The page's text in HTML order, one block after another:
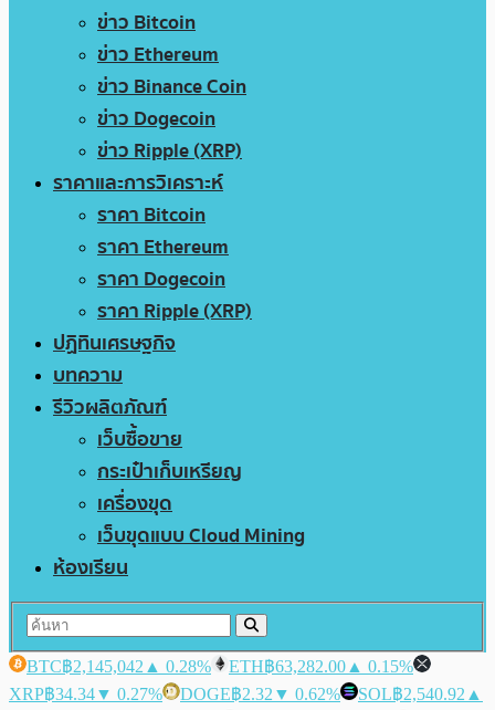
ข่าว Bitcoin
ข่าว Ethereum
ข่าว Binance Coin
ข่าว Dogecoin
ข่าว Ripple (XRP)
ราคาและการวิเคราะห์
ราคา Bitcoin
ราคา Ethereum
ราคา Dogecoin
ราคา Ripple (XRP)
ปฏิทินเศรษฐกิจ
บทความ
รีวิวผลิตภัณฑ์
เว็บซื้อขาย
กระเป๋าเก็บเหรียญ
เครื่องขุด
เว็บขุดแบบ Cloud Mining
ห้องเรียน
BTC฿2,145,042 ▲ 0.28% ETH฿63,282.00 ▲ 0.15%
XRP฿34.34▼ 0.27% DOGE฿2.32 ▼ 0.62% SOL฿2,540.92 ▲